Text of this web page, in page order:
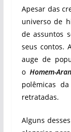
Apesar das
universo de
de assuntos
seus contos.
auge de
o Homem-
polêmicas
retratadas.
Alguns